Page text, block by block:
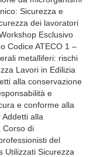
Sicurezza e
dei lavoratori
Esclusivo
Codice ATECO 1 –
metalliferi: rischi
Lavori in Edilizia
alla conservazione
e
e conforme alla
alla
Corso di
del
Utilizzati Sicurezza